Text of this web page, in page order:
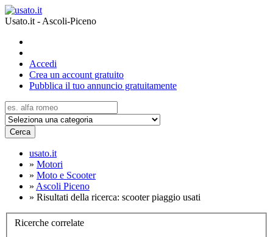
Usato.it - Ascoli-Piceno
Accedi
Crea un account gratuito
Pubblica il tuo annuncio gratuitamente
Cerca
usato.it
» Motori
» Moto e Scooter
» Ascoli Piceno
» Risultati della ricerca: scooter piaggio usati
Ricerche correlate